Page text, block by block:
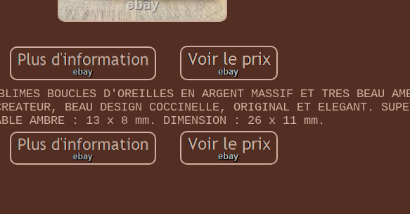
BOUCLES D'OREILLES EN ARGENT MASSIF ET TRES BEAU
BEAU DESIGN COCCINELLE, ORIGINAL ET ELEGANT.
AMBRE : 13 x 8 mm. DIMENSION : 26 x 11 mm.